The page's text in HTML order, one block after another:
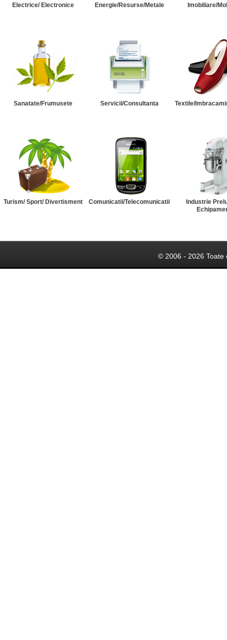
Electrice/ Electronice Energie/Resurse/Metale Imobiliare/
Sanatate/Frumusete Servicii/Consultanta Textile/
Turism/ Sport/ Divertisment Comunicatii/Telecomunicatii
Industrie
© 2006 - 2026